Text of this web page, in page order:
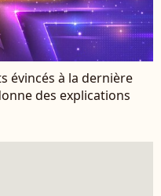
évincés à la dernière
des explications